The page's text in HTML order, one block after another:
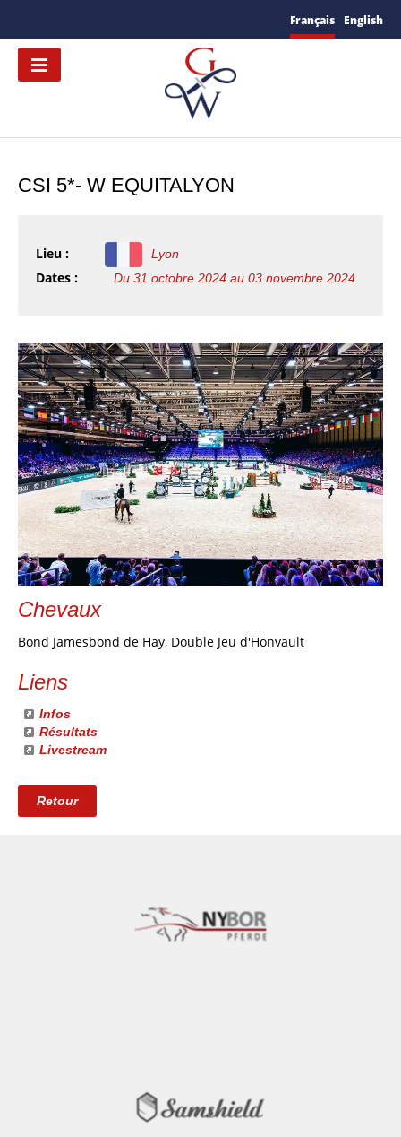
Français English
CSI 5*- W EQUITALYON
Lieu : Lyon
Dates : Du 31 octobre 2024 au 03 novembre 2024
Chevaux
Bond Jamesbond de Hay, Double Jeu d'Honvault
Liens
Infos
Résultats
Livestream
Retour